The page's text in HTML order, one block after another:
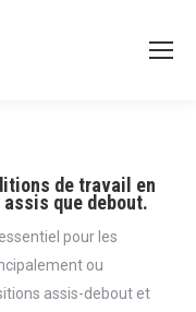
de travail en
que debout.
pour les
ou
assis-debout et